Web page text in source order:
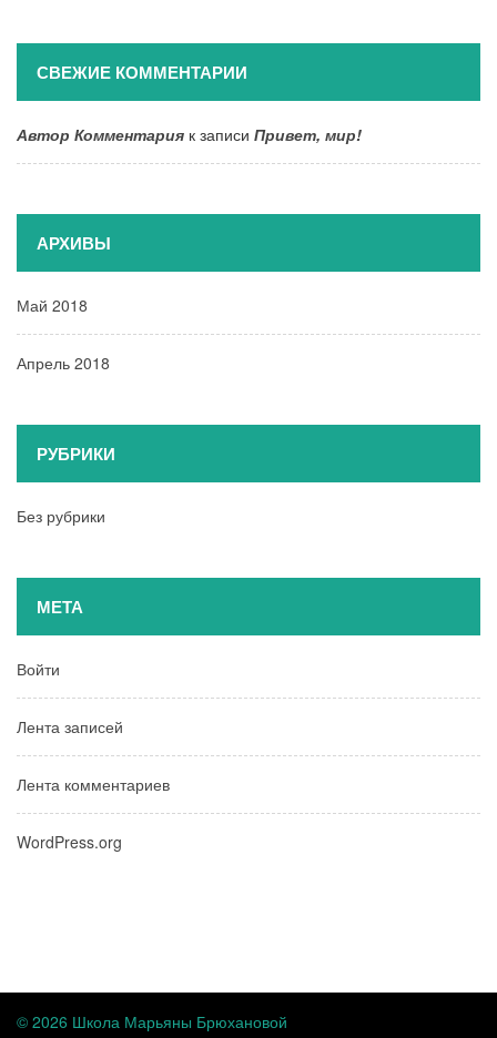
СВЕЖИЕ КОММЕНТАРИИ
Автор Комментария к записи Привет, мир!
АРХИВЫ
Май 2018
Апрель 2018
РУБРИКИ
Без рубрики
МЕТА
Войти
Лента записей
Лента комментариев
WordPress.org
© 2026 Школа Марьяны Брюхановой